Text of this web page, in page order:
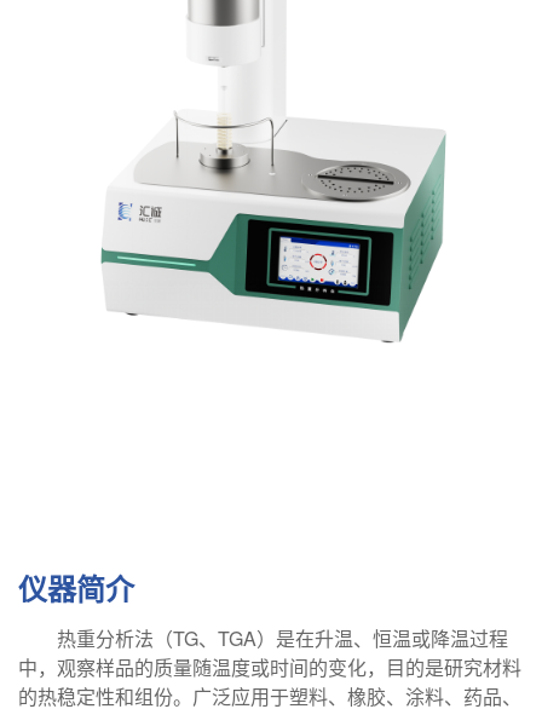
仪器简介
热重分析法（TG、 TGA）是在升温、恒温或降温过程
中，观察样品的质量随温度或时间的变化，目的是研究材料
的热稳定性和组份。广泛应用于塑料、橡胶、涂料、药品、